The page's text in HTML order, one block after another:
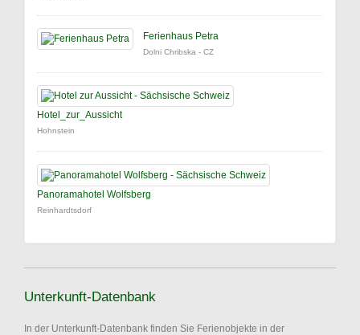
Ferienhaus Petra
Dolni Chribska - CZ
Hotel_zur_Aussicht
Hohnstein
Panoramahotel Wolfsberg
Reinhardtsdorf
Unterkunft-Datenbank
In der Unterkunft-Datenbank finden Sie Ferienobjekte in der